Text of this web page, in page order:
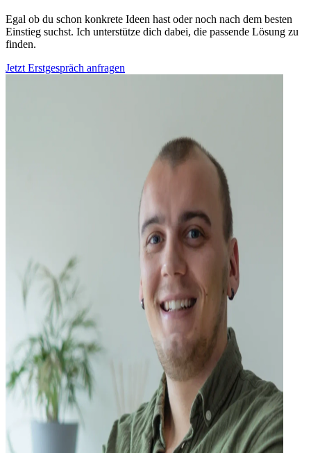
Egal ob du schon konkrete Ideen hast oder noch nach dem besten
Einstieg suchst. Ich unterstütze dich dabei, die passende Lösung zu
finden.
Jetzt Erstgespräch anfragen